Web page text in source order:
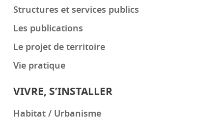
Structures et services publics
Les publications
Le projet de territoire
Vie pratique
VIVRE, S’INSTALLER
Habitat / Urbanisme